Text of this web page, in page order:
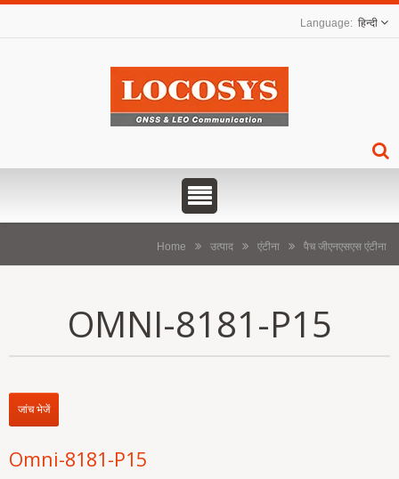
हिन्दी
Home उत्पाद एंटीना पैच जीएनएसएस एंटीना
OMNI-8181-P15
जांच भेजें
Omni-8181-P15